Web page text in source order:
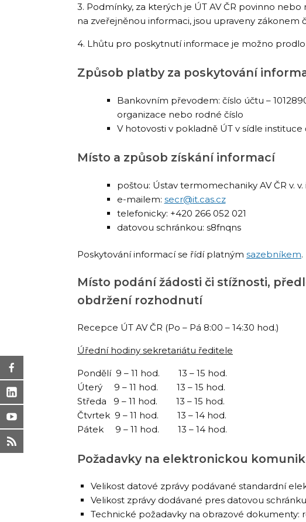
3. Podmínky, za kterých je ÚT AV ČR povinno
na zveřejněnou informaci, jsou upraveny zákonem
4. Lhůtu pro poskytnutí informace je možno
Způsob platby za poskytování
Bankovním převodem: číslo účtu –
organizace nebo rodné číslo
V hotovosti v pokladně ÚT v sídle instituce
Místo a způsob získání informací
poštou: Ústav termomechaniky AV ČR v.
e-mailem: secr@it.cas.cz
telefonicky: +420 266 052 021
datovou schránkou: s8fnqns
Poskytování informací se řídí platným sazebníkem.
Místo podání žádosti či stížnosti,
obdržení rozhodnutí
Recepce ÚT AV ČR (Po – Pá 8:00 – 14:30 hod.)
Úřední hodiny sekretariátu ředitele
Pondělí 9 – 11 hod. 13 – 15 hod.
Úterý 9 – 11 hod. 13 – 15 hod.
Středa 9 – 11 hod. 13 – 15 hod.
Čtvrtek 9 – 11 hod. 13 – 14 hod.
Pátek 9 – 11 hod. 13 – 14 hod.
Požadavky na elektronickou
Velikost datové zprávy podávané standardní
Velikost zprávy dodávané pres datovou
Technické požadavky na obrazové